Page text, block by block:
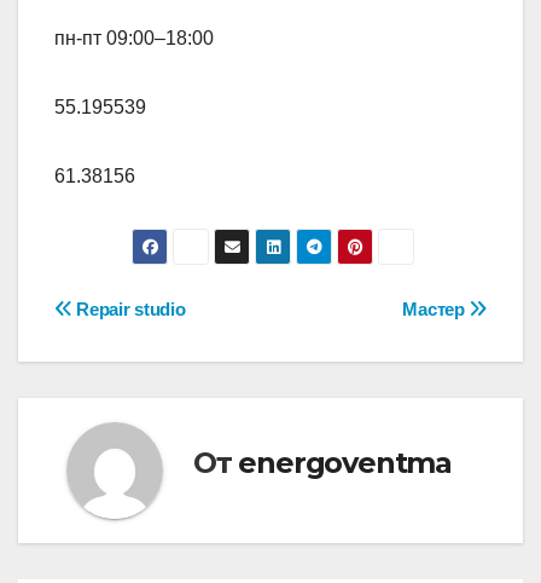
пн-пт 09:00–18:00
55.195539
61.38156
Навигация
по
записям
Мастер
Repair studio
От energoventma